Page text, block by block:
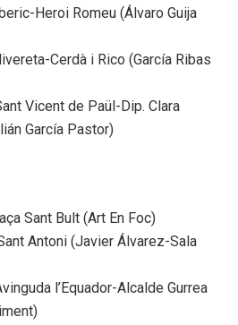
Heroi Romeu (Álvaro Guija
Cerdà i Rico (García Ribas
Vicent de Paül-Dip. Clara
García Pastor)
Sant Bult (Art En Foc)
Antoni (Javier Álvarez-Sala
l’Equador-Alcalde Gurrea